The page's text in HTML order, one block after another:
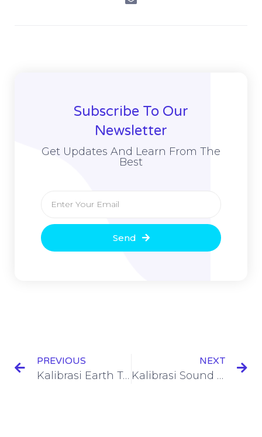
Subscribe To Our
Newsletter
Get Updates And Learn From The
Best
Send
PREVIOUS
Kalibrasi Earth Tester
NEXT
Kalibrasi Sound Calibrator